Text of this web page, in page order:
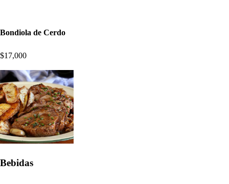
Bondiola de Cerdo
$17,000
Bebidas